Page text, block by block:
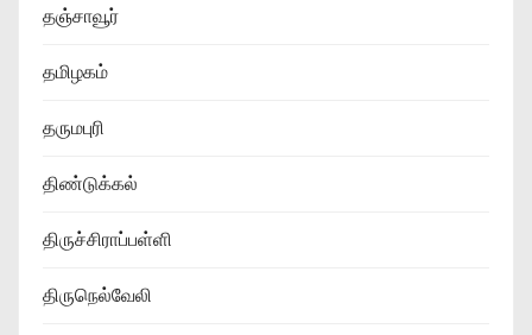
தஞ்சாவூர்
தமிழகம்
தருமபுரி
திண்டுக்கல்
திருச்சிராப்பள்ளி
திருநெல்வேலி